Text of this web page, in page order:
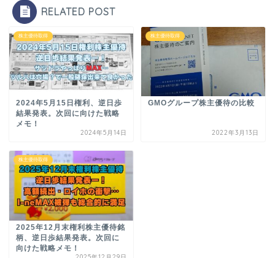
RELATED POST
株主優待取得
2024年5月15日権利、逆日歩
結果発表。次回に向けた戦略
メモ！
2024年5月14日
株主優待取得
GMOグループ株主優待の比較
2022年3月13日
株主優待取得
2025年12月末権利株主優待銘
柄、逆日歩結果発表。次回に
向けた戦略メモ！